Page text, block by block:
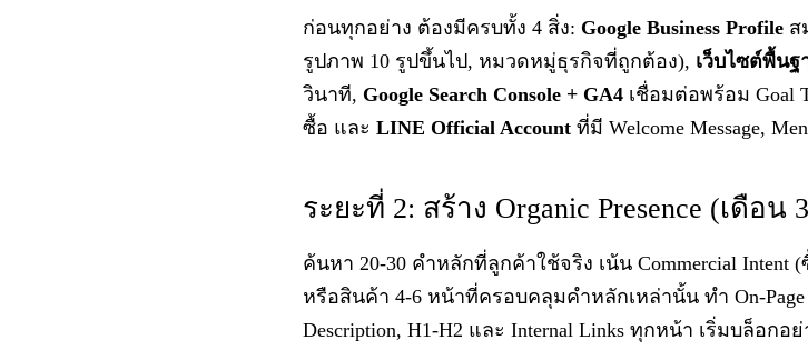
ก่อนทุกอย่าง ต้องมีครบทั้ง 4 สิ่ง: Google Business Profile ส
รูปภาพ 10 รูปขึ้นไป, หมวดหมู่ธุรกิจที่ถูกต้อง), เว็บไซต์พื้นฐ
วินาที, Google Search Console + GA4 เชื่อมต่อพร้อม Goal
ซื้อ และ LINE Official Account ที่มี Welcome Message,
ระยะที่ 2: สร้าง Organic Presence (เดือน
ค้นหา 20-30 คำหลักที่ลูกค้าใช้จริง เน้น Commercial
หรือสินค้า 4-6 หน้าที่ครอบคลุมคำหลักเหล่านั้น ทำ On-Page
Description, H1-H2 และ Internal Links ทุกหน้า เริ่มบล็อก